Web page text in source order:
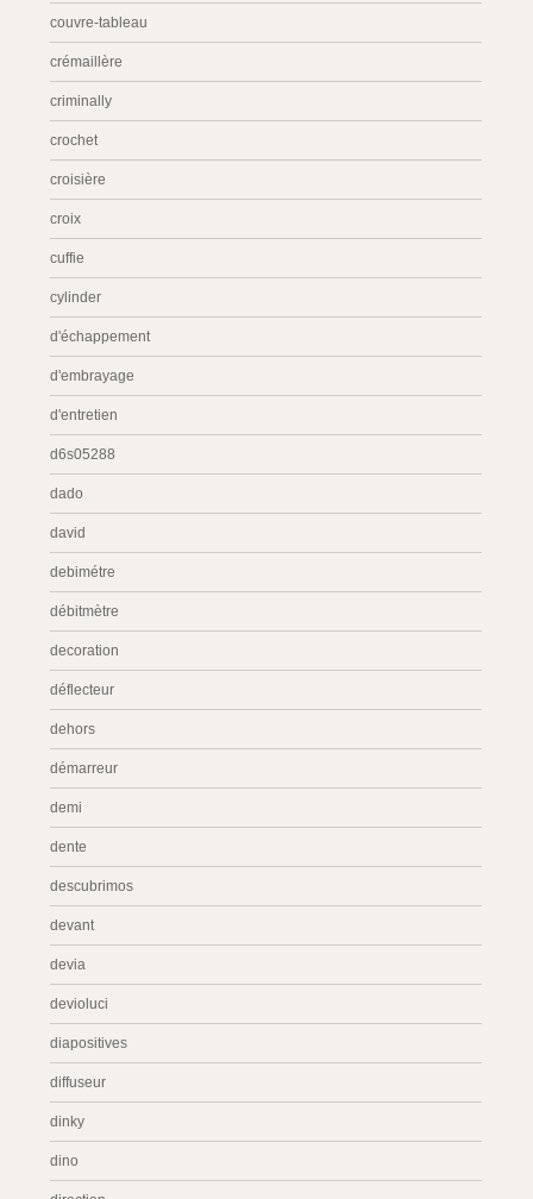
couvre-tableau
crémaillère
criminally
crochet
croisière
croix
cuffie
cylinder
d'échappement
d'embrayage
d'entretien
d6s05288
dado
david
debimétre
débitmètre
decoration
déflecteur
dehors
démarreur
demi
dente
descubrimos
devant
devia
devioluci
diapositives
diffuseur
dinky
dino